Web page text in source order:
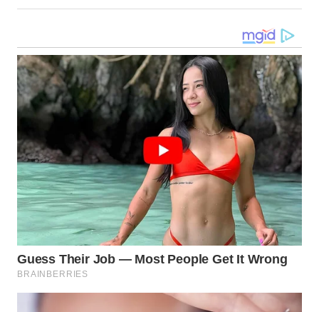
WN
WN
DANAU
TOBA
NIAS
WN
LANGKAT
TAPANULI
SELATAN